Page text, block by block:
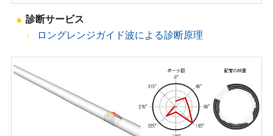
診断サービス
ロングレンジガイド波による診断原理